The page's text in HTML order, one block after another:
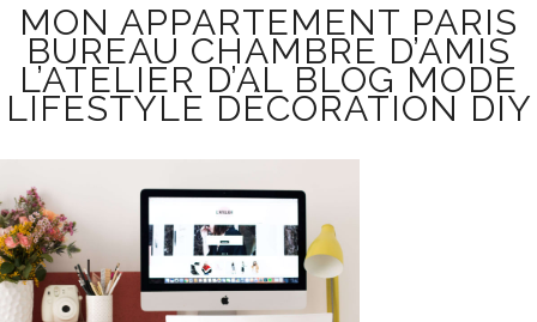
MON APPARTEMENT PARIS
BUREAU CHAMBRE D’AMIS
L’ATELIER D’AL BLOG MODE
LIFESTYLE DÉCORATION DIY